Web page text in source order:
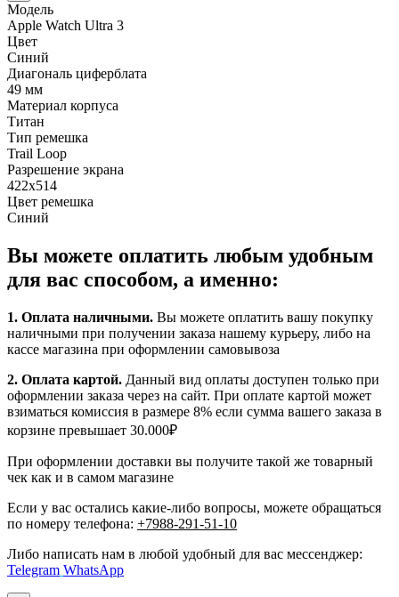
Модель
Apple Watch Ultra 3
Цвет
Синий
Диагональ циферблата
49 мм
Материал корпуса
Титан
Тип ремешка
Trail Loop
Разрешение экрана
422x514
Цвет ремешка
Синий
Вы можете оплатить любым удобным
для вас способом, а именно:
1. Оплата наличными. Вы можете оплатить вашу покупку
наличными при получении заказа нашему курьеру, либо на
кассе магазина при оформлении самовывоза
2. Оплата картой. Данный вид оплаты доступен только при
оформлении заказа через на сайт. При оплате картой может
взиматься комиссия в размере 8% если сумма вашего заказа в
корзине превышает 30.000₽
При оформлении доставки вы получите такой же товарный
чек как и в самом магазине
Если у вас остались какие-либо вопросы, можете обращаться
по номеру телефона: +7988-291-51-10
Либо написать нам в любой удобный для вас мессенджер:
Telegram WhatsApp